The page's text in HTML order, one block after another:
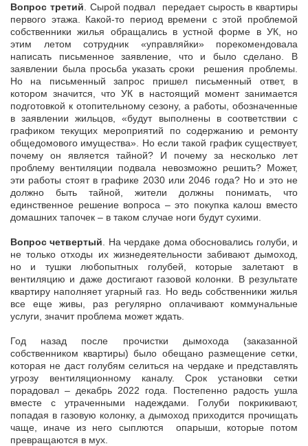
Вопрос третий . Сырой подвал передает сырость в квартиры
первого этажа. Какой-то период времени с этой проблемой
собственники жилья обращались в устной форме в УК, но
этим летом сотрудник «управляйки» порекомендовала
написать письменное заявление, что и было сделано. В
заявлении была просьба указать сроки решения проблемы.
Но на письменный запрос пришел письменный ответ, в
котором значится, что УК в настоящий момент занимается
подготовкой к отопительному сезону, а работы, обозначенные
в заявлении жильцов, «будут выполнены в соответствии с
графиком текущих мероприятий по содержанию и ремонту
общедомового имущества». Но если такой график существует,
почему он является тайной? И почему за несколько лет
проблему вентиляции подвала невозможно решить? Может,
эти работы стоят в графике 2030 или 2046 года? Но и это не
должно быть тайной, жители должны понимать, что
единственное решение вопроса – это покупка калош вместо
домашних тапочек – в таком случае ноги будут сухими.
Вопрос четвертый . На чердаке дома обосновались голуби, и
не только отходы их жизнедеятельности забивают дымоход,
но и тушки любопытных голубей, которые залетают в
вентиляцию и даже достигают газовой колонки. В результате
квартиру наполняет угарный газ. Но ведь собственники жилья
все еще живы, раз регулярно оплачивают коммунальные
услуги, значит проблема может ждать.
Год назад после прочистки дымохода (заказанной
собственником квартиры) было обещано размещение сетки,
которая не даст голубям селиться на чердаке и представлять
угрозу вентиляционному каналу. Срок установки сетки
порадовал – декабрь 2022 года. Постепенно радость ушла
вместе с утраченными надеждами. Голуби покрикивают,
попадая в газовую колонку, а дымоход приходится прочищать
чаще, иначе из него сыплются опарыши, которые потом
превращаются в мух.